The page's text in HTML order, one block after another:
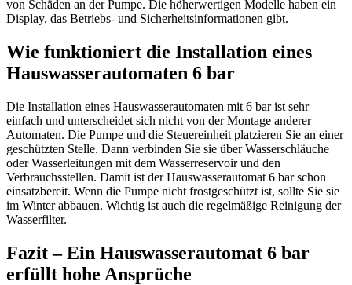
von Schäden an der Pumpe. Die höherwertigen Modelle haben ein
Display, das Betriebs- und Sicherheitsinformationen gibt.
Wie funktioniert die Installation eines
Hauswasserautomaten 6 bar
Die Installation eines Hauswasserautomaten mit 6 bar ist sehr
einfach und unterscheidet sich nicht von der Montage anderer
Automaten. Die Pumpe und die Steuereinheit platzieren Sie an einer
geschützten Stelle. Dann verbinden Sie sie über Wasserschläuche
oder Wasserleitungen mit dem Wasserreservoir und den
Verbrauchsstellen. Damit ist der Hauswasserautomat 6 bar schon
einsatzbereit. Wenn die Pumpe nicht frostgeschützt ist, sollte Sie sie
im Winter abbauen. Wichtig ist auch die regelmäßige Reinigung der
Wasserfilter.
Fazit – Ein Hauswasserautomat 6 bar
erfüllt hohe Ansprüche